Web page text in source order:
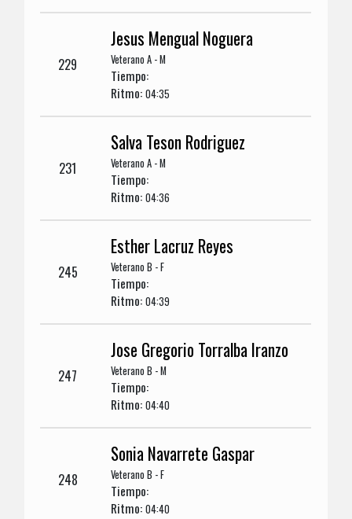
229
Jesus Mengual Noguera
Veterano A - M
Tiempo:
Ritmo:04:35
231
Salva Teson Rodriguez
Veterano A - M
Tiempo:
Ritmo:04:36
245
Esther Lacruz Reyes
Veterano B - F
Tiempo:
Ritmo:04:39
247
Jose Gregorio Torralba Iranzo
Veterano B - M
Tiempo:
Ritmo:04:40
248
Sonia Navarrete Gaspar
Veterano B - F
Tiempo:
Ritmo:04:40